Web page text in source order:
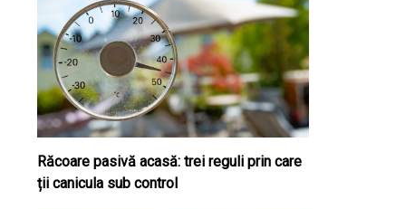
Răcoare pasivă acasă: trei reguli prin care
ții canicula sub control